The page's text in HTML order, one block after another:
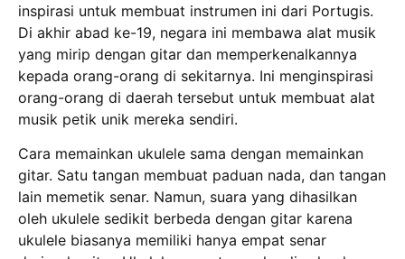
inspirasi untuk membuat instrumen ini dari Portugis.
Di akhir abad ke-19, negara ini membawa alat musik
yang mirip dengan gitar dan memperkenalkannya
kepada orang-orang di sekitarnya. Ini menginspirasi
orang-orang di daerah tersebut untuk membuat alat
musik petik unik mereka sendiri.
Cara memainkan ukulele sama dengan memainkan
gitar. Satu tangan membuat paduan nada, dan tangan
lain memetik senar. Namun, suara yang dihasilkan
oleh ukulele sedikit berbeda dengan gitar karena
ukulele biasanya memiliki hanya empat senar